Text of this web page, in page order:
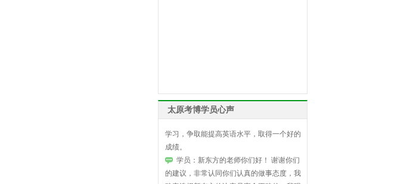
太原考博学员心声
责的态度，十分感谢，我会按计划跟着课程
成绩。
学员：新东方的老师你们好！ 谢谢你们
的建议，非常认同你们认真的做事态度，我
确定选择新东方的决定是完全正确的，我现